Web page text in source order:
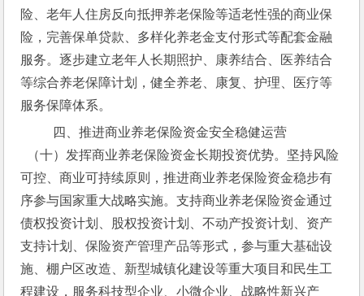
险、老年人住房反向抵押养老保险等适老性强的商业保
险，完善保单贷款、多样化养老金支付形式等配套金融
服务。逐步建立老年人长期照护、康养结合、医养结合
等综合养老保障计划，健全养老、康复、护理、医疗等
服务保障体系。
四、推进商业养老保险资金安全稳健运营
（十）发挥商业养老保险资金长期投资优势。坚持风险
可控、商业可持续原则，推进商业养老保险资金稳步有
序参与国家重大战略实施。支持商业养老保险资金通过
债权投资计划、股权投资计划、不动产投资计划、资产
支持计划、保险资产管理产品等形式，参与重大基础设
施、棚户区改造、新型城镇化建设等重大项目和民生工
程建设，服务科技型企业、小微企业、战略性新兴产